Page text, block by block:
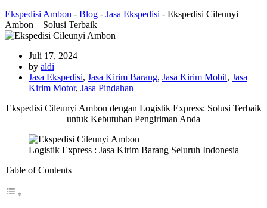
Ekspedisi Ambon - Blog - Jasa Ekspedisi - Ekspedisi Cileunyi
Ambon – Solusi Terbaik
Juli 17, 2024
by aldi
Jasa Ekspedisi, Jasa Kirim Barang, Jasa Kirim Mobil, Jasa
Kirim Motor, Jasa Pindahan
Ekspedisi Cileunyi Ambon dengan Logistik Express: Solusi Terbaik
untuk Kebutuhan Pengiriman Anda
Logistik Express : Jasa Kirim Barang Seluruh Indonesia
Table of Contents